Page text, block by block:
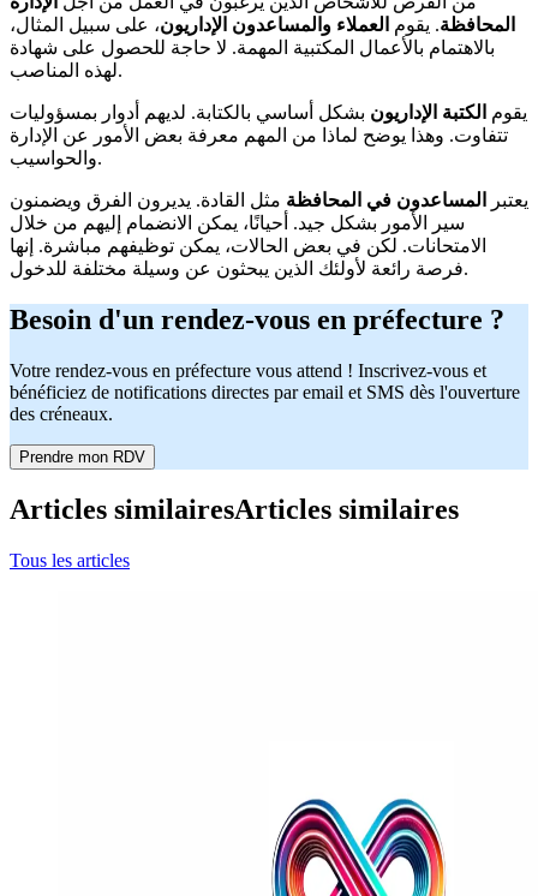
المحافظة. يقوم العملاء والمساعدون الإداريون، على سبيل المثال،
بالاهتمام بالأعمال المكتبية المهمة. لا حاجة للحصول على شهادة
لهذه المناصب.
يقوم الكتبة الإداريون بشكل أساسي بالكتابة. لديهم أدوار بمسؤوليات
تتفاوت. وهذا يوضح لماذا من المهم معرفة بعض الأمور عن الإدارة
والحواسيب.
يعتبر المساعدون في المحافظة مثل القادة. يديرون الفرق ويضمنون
سير الأمور بشكل جيد. أحيانًا، يمكن الانضمام إليهم من خلال
الامتحانات. لكن في بعض الحالات، يمكن توظيفهم مباشرة. إنها
فرصة رائعة لأولئك الذين يبحثون عن وسيلة مختلفة للدخول.
Besoin d'un rendez-vous en préfecture ?
Votre rendez-vous en préfecture vous attend ! Inscrivez-vous et
bénéficiez de notifications directes par email et SMS dès l'ouverture
des créneaux.
Prendre mon RDV
Articles similairesArticles similaires
Tous les articles